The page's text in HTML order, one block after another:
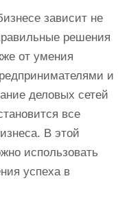
зависит не
решения
от умения
и
деловых сетей
все
В этой
использовать
успеха в